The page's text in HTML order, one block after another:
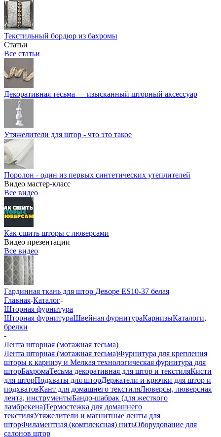
Текстильный бордюр из бахромы
Статьи
Все статьи
Декоративная тесьма — изысканный шторный аксессуар
Утяжелители для штор - что это такое
Поролон - один из первых синтетических утеплителей
Видео мастер-класс
Все видео
Как сшить шторы с люверсами
Видео презентации
Все видео
Гардинная ткань для штор Деворе ES10-37 белая
Главная-Каталог-
Шторная фурнитура
Шторная фурнитураШвейная фурнитураКарнизыКаталоги,
брелки
-
Лента шторная (мотажная тесьма)
Лента шторная (мотажная тесьма)Фурнитура для крепления
шторы к карнизу и Мелкая технологическая фурнитура для
шторБахромаТесьма декоративная для штор и текстиляКисти
для шторПодхваты для шторДержатели и крючки для штор и
подхватовКант для домашнего текстиляЛюверсы, люверсная
лента, инструментыБандо-шабрак (для жесткого
ламбрекена)Термостежка для домашнего
текстиляУтяжелители и магнитные ленты для
шторФиламентная (комплексная) нитьОборудование для
салонов штор